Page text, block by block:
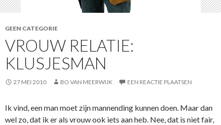
GEEN CATEGORIE
VROUW RELATIE:
KLUSJESMAN
27 MEI 2010 BO VAN MEERWIJK EEN REACTIE PLAATSEN
Ik vind, een man moet zijn mannending kunnen doen. Maar dan
wel zo, dat ik er als vrouw ook iets aan heb. Nee, dat is niet fair,